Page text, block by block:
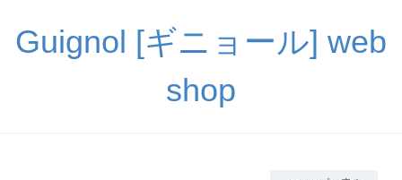
Guignol [ギニョール] web
shop